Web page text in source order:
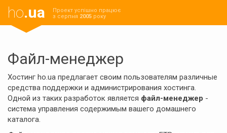
ho.ua
Проект успішно працює
з серпня 2005 року
Файл-менеджер
Хостинг ho.ua предлагает своим пользователям различные
средства поддержки и администрирования хостинга.
Одной из таких разработок является файл-менеджер -
система управления содержимым вашего домашнего
каталога.